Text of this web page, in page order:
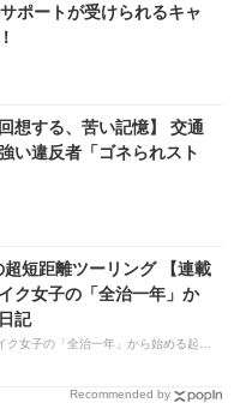
ポートが受けられるキャ
想する、苦い記憶】 交通
い違反者「ゴネられスト
短距離ツーリング 【連載
ク女子の「全治一年」か
記
Recommended by